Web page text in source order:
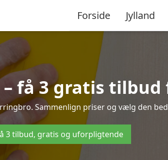
Forside Jylland
få 3 gratis
Sammenlign priser og vælg den
3 tilbud, gratis og uforpligtende